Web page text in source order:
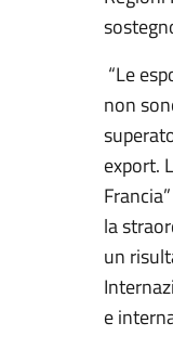
“Le
non
export.
la
un
e